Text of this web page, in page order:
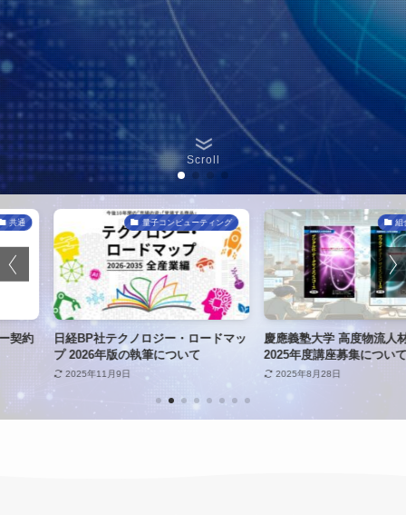
Scroll
ンピューティング
ー・ロードマッ
いて
組合せ最適化
慶應義塾大学 高度物流人材育成塾
2025年度講座募集について
2025年8月28日
慶應義塾大学・
の公開イベント
2025年8月27日